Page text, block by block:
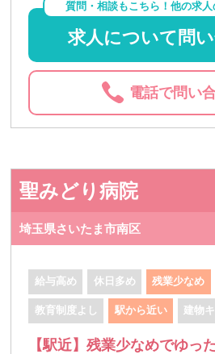
質問・相談もこちら！他の求人
求人について問
電話で問い
聖みどり病院
埼玉県さいたま市南区
給与高め 休日多め 残業少なめ
教育制度よし 駅から近い 建物
【駅近】残業少なめでゆっ